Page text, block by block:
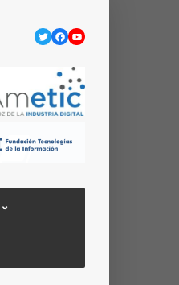
Twitter
Facebook
YouTube